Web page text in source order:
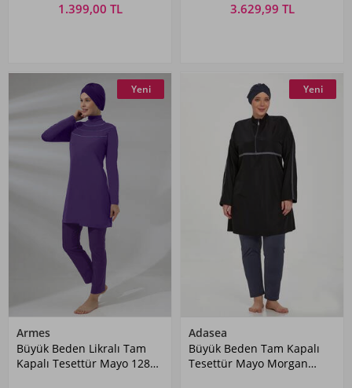
1.399,00 TL 3.629,99 TL
Yeni
Armes
Büyük Beden Likralı Tam
Kapalı Tesettür Mayo 1286-
Yeni
Adasea
Büyük Beden Tam Kapalı
Tesettür Mayo Morgan